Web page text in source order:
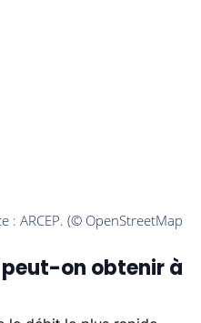
on obtenir à